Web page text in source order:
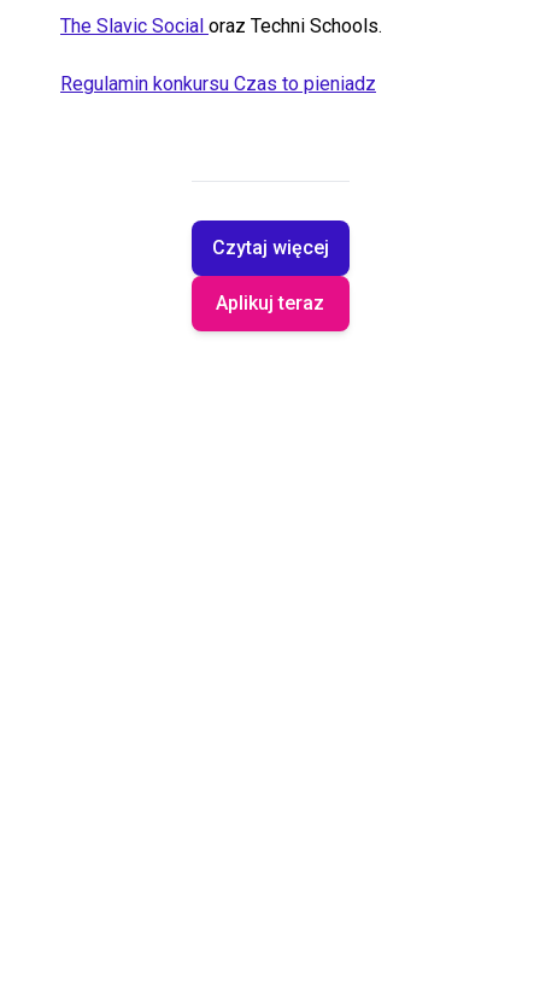
The Slavic Social oraz Techni Schools.
Regulamin konkursu Czas to pieniadz
Czytaj więcej
Aplikuj teraz